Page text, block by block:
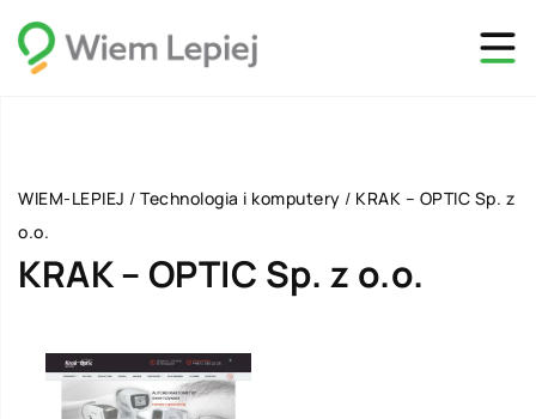
WIEM-LEPIEJ / Technologia i komputery / KRAK – OPTIC Sp. z
o.o.
KRAK – OPTIC Sp. z o.o.